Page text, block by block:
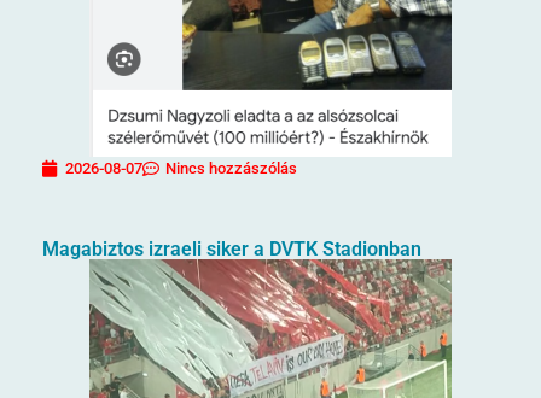
2026-08-07 Nincs hozzászólás
Magabiztos izraeli siker a DVTK Stadionban